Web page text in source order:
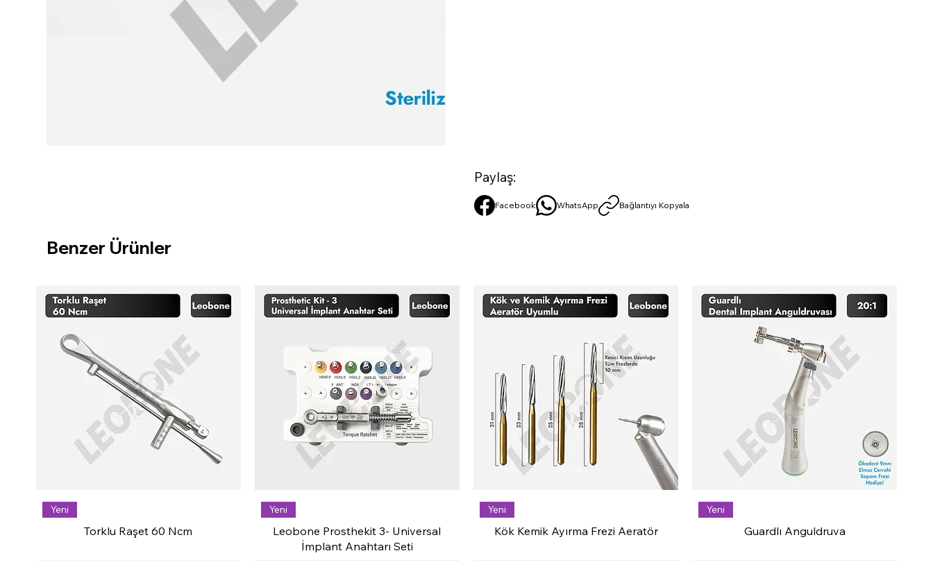
Benzer Ürünler
Yeni
Torklu Raşet 60 Ncm
Yeni
Leobone Prosthekit 3- Universal
İmplant Anahtarı Seti
Yeni
Kök Kemik Ayırma Frezi Aeratör
Yeni
Guardlı Anguldruva
Paylaş:
Facebook WhatsApp Bağlantıyı Kopyala